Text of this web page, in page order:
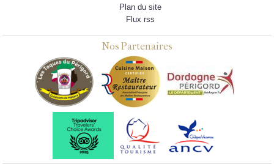
Plan du site
Flux rss
Nos Partenaires